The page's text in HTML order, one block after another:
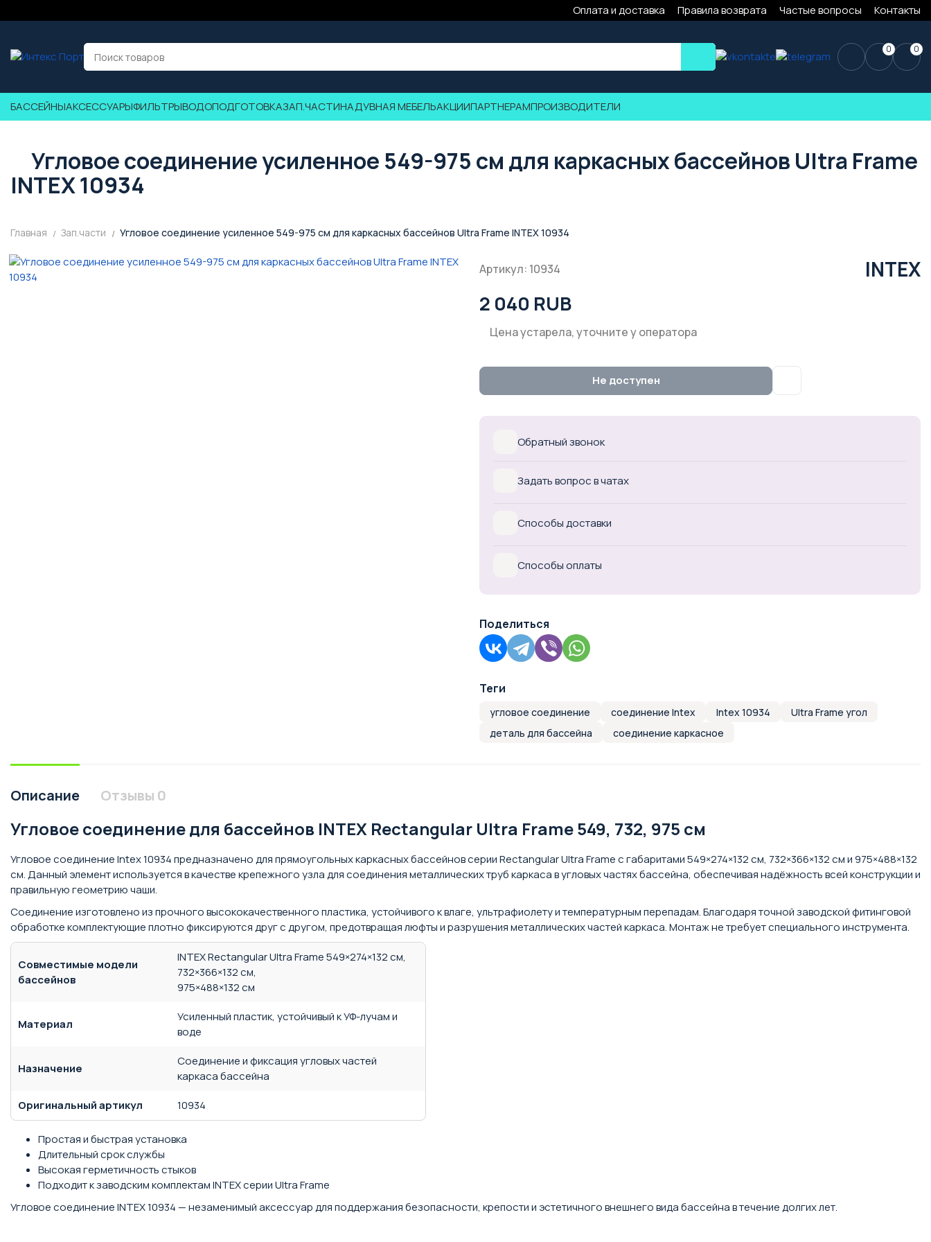
Оплата и доставка Правила возврата Частые вопросы Контакты
0 0
БАССЕЙНЫАКСЕССУАРЫФИЛЬТРЫВОДОПОДГОТОВКАЗАП.ЧАСТИНАДУВНАЯ МЕБЕЛЬАКЦИИПАРТНЕРАМПРОИЗВОДИТЕЛИ
Угловое соединение усиленное 549-975 см для каркасных бассейнов Ultra Frame
INTEX 10934
Главная Зап.части Угловое соединение усиленное 549-975 см для каркасных бассейнов Ultra Frame INTEX 10934
Артикул: 10934 INTEX
2 040 RUB
Цена устарела, уточните у оператора
Не доступен
Обратный звонок
Задать вопрос в чатах
Способы доставки
Способы оплаты
Поделиться
Теги
угловое соединение соединение Intex Intex 10934
Ultra Frame угол
деталь для бассейна
соединение каркасное
Описание Отзывы 0
Угловое соединение для бассейнов INTEX Rectangular Ultra Frame 549, 732, 975 см
Угловое соединение Intex 10934 предназначено для прямоугольных каркасных бассейнов серии Rectangular Ultra Frame с габаритами 549×274×132 см, 732×366×132 см и 975×488×132
см. Данный элемент используется в качестве крепежного узла для соединения металлических труб каркаса в угловых частях бассейна, обеспечивая надёжность всей конструкции и
правильную геометрию чаши.
Соединение изготовлено из прочного высококачественного пластика, устойчивого к влаге, ультрафиолету и температурным перепадам. Благодаря точной заводской фитинговой
обработке комплектующие плотно фиксируются друг с другом, предотвращая люфты и разрушения металлических частей каркаса. Монтаж не требует специального инструмента.
Совместимые модели
бассейнов
INTEX Rectangular Ultra Frame 549×274×132 см,
732×366×132 см,
975×488×132 см
Материал
Усиленный пластик, устойчивый к УФ-лучам и
воде
Назначение
Соединение и фиксация угловых частей
каркаса бассейна
Оригинальный артикул
10934
Простая и быстрая установка
Длительный срок службы
Высокая герметичность стыков
Подходит к заводским комплектам INTEX серии Ultra Frame
Угловое соединение INTEX 10934 — незаменимый аксессуар для поддержания безопасности, крепости и эстетичного внешнего вида бассейна в течение долгих лет.